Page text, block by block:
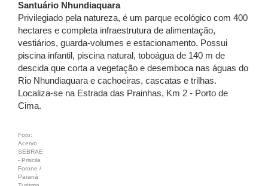
Santuário Nhundiaquara
Privilegiado pela natureza, é um parque ecológico com 400
hectares e completa infraestrutura de alimentação,
vestiários, guarda-volumes e estacionamento. Possui
piscina infantil, piscina natural, toboágua de 140 m de
descida que corta a vegetação e desemboca nas águas do
Rio Nhundiaquara e cachoeiras, cascatas e trilhas.
Localiza-se na Estrada das Prainhas, Km 2 - Porto de
Cima.
Foto:
Acervo
SEBRAE
- Priscila
Forone /
Paraná